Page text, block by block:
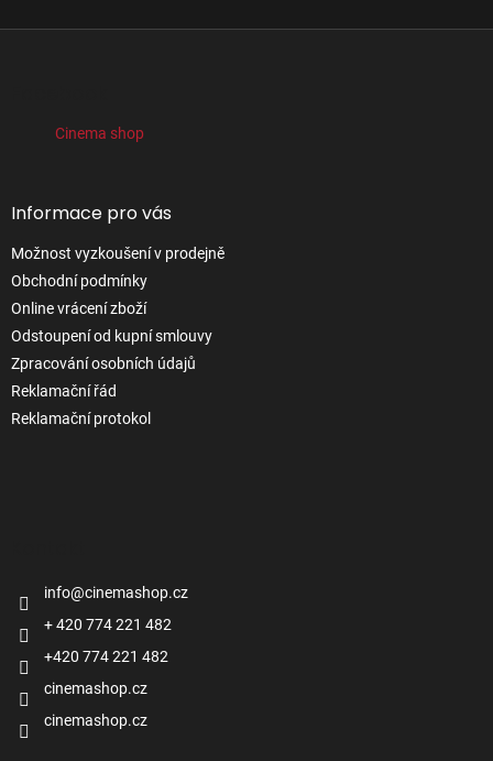
Z
Cinema shop
Informace pro vás
Možnost vyzkoušení v prodejně
Obchodní podmínky
Online vrácení zboží
Odstoupení od kupní smlouvy
Zpracování osobních údajů
Reklamační řád
Reklamační protokol
info@cinemashop.cz
+ 420 774 221 482
+420 774 221 482
cinemashop.cz
cinemashop.cz